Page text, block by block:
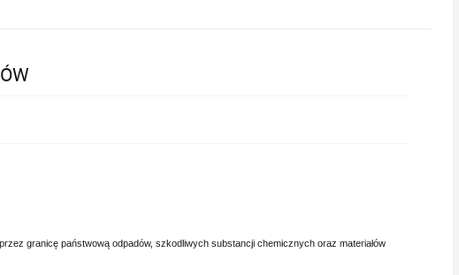
granicę państwową odpadów, szkodliwych substancji chemicznych oraz materiałów